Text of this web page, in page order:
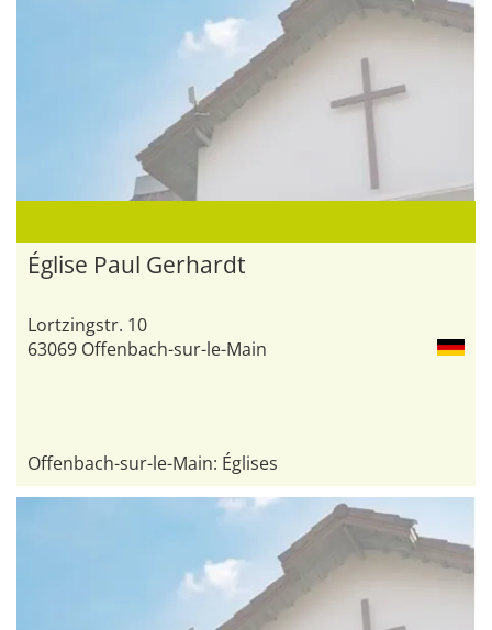
Église Paul Gerhardt
Lortzingstr. 10
63069 Offenbach-sur-le-Main
Offenbach-sur-le-Main: Églises